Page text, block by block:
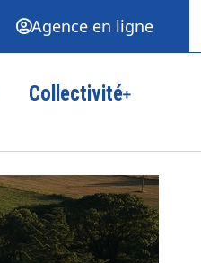
Agence en ligne
Collectivité